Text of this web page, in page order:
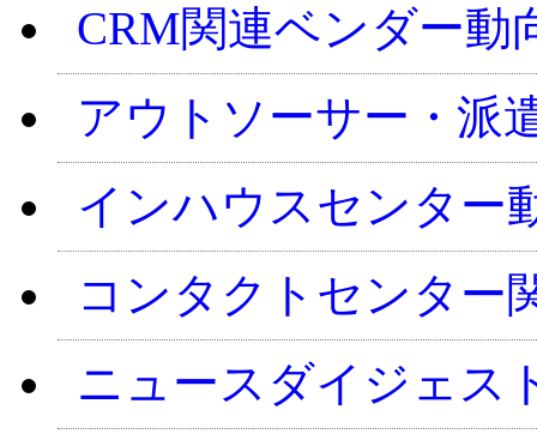
CRM関連ベンダー動
アウトソーサー・派
インハウスセンター
コンタクトセンター
ニュースダイジェス